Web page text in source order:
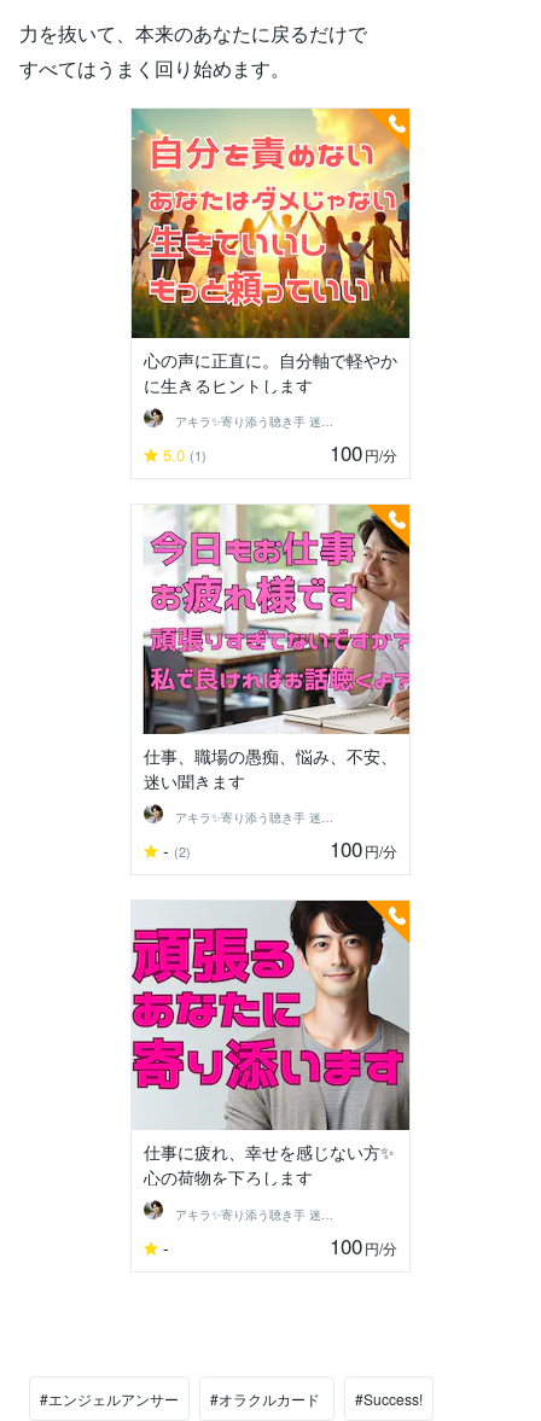
力を抜いて、本来のあなたに戻るだけで
すべてはうまく回り始めます。
心の声に正直に。自分軸で軽やか
に生きるヒントします
アキラ✨寄り添う聴き手 迷い不安の相談室
5.0 (1) 100円/分
仕事、職場の愚痴、悩み、不安、
迷い聞きます
アキラ✨寄り添う聴き手 迷い不安の相談室
- (2) 100円/分
仕事に疲れ、幸せを感じない方✨
心の荷物を下ろします
- 100円/分
#エンジェルアンサー #オラクルカード #Success!